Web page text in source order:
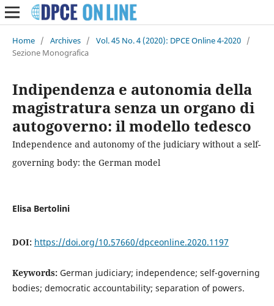
Home / Archives / Vol. 45 No. 4 (2020): DPCE Online 4-2020 /
Sezione Monografica
Indipendenza e autonomia della
magistratura senza un organo di
autogoverno: il modello tedesco
Independence and autonomy of the judiciary without a self-
governing body: the German model
Elisa Bertolini
DOI: https://doi.org/10.57660/dpceonline.2020.1197
Keywords: German judiciary; independence; self-governing
bodies; democratic accountability; separation of powers.